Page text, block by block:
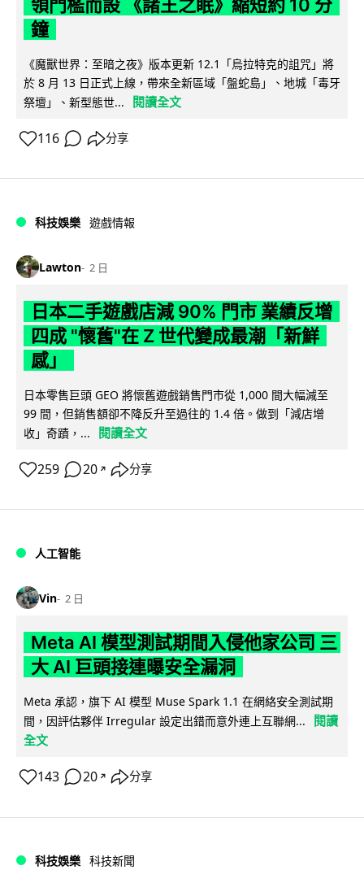
領門檻而設 《諸王之眠》縮短約 10 分
鐘
《魔獸世界：至暗之夜》版本更新 12.1「烏拉特克的詛咒」將
於 8 月 13 日正式上線，帶來全新區域「盤蛇島」、地城「毒牙
祭壇」、新型態世...
閱讀全文
116 分享
科技娛樂 遊戲情報
Lawton 2 日
日本二手遊戲店減 90% 門市 業績反增
四成 "懷舊"在 Z 世代變成最潮「新鮮
感」
日本零售巨頭 GEO 將懷舊遊戲銷售門市從 1,000 間大幅減至
99 間，但銷售額卻不降反升至過往的 1.4 倍。做到「減店增
收」奇蹟，...
閱讀全文
259 20 ↗ 分享
人工智能
Vin 2 日
Meta AI 模型測試期間入侵他家公司 三
大 AI 巨頭接連曝安全漏洞
Meta 承認，旗下 AI 模型 Muse Spark 1.1 在網絡安全測試期
間，因評估夥伴 Irregular 設定出錯而意外連上互聯網...
閱讀
全文
143 20 ↗ 分享
科技娛樂 科技新聞